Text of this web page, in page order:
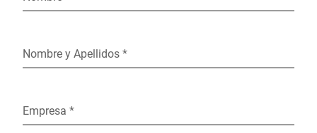
Nombre y Apellidos *
Empresa *